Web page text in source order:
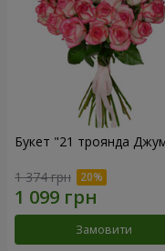
Букет "21 троянда
1 374 грн
Замовити